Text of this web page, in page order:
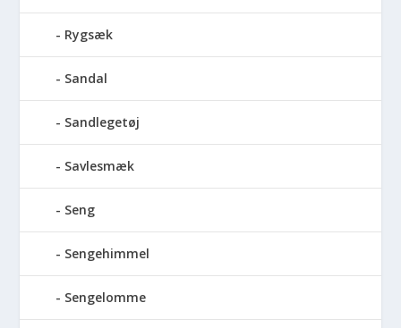
Rygsæk
Sandal
Sandlegetøj
Savlesmæk
Seng
Sengehimmel
Sengelomme